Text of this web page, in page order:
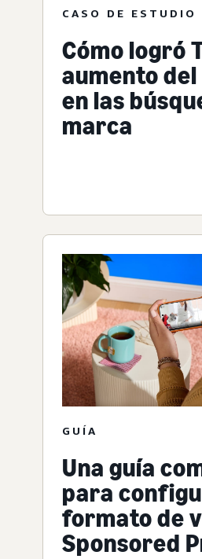
CASO DE ESTUDIO
Cómo logró
aumento del
en las
marca
GUÍA
Una guía
para
formato de
Sponsored